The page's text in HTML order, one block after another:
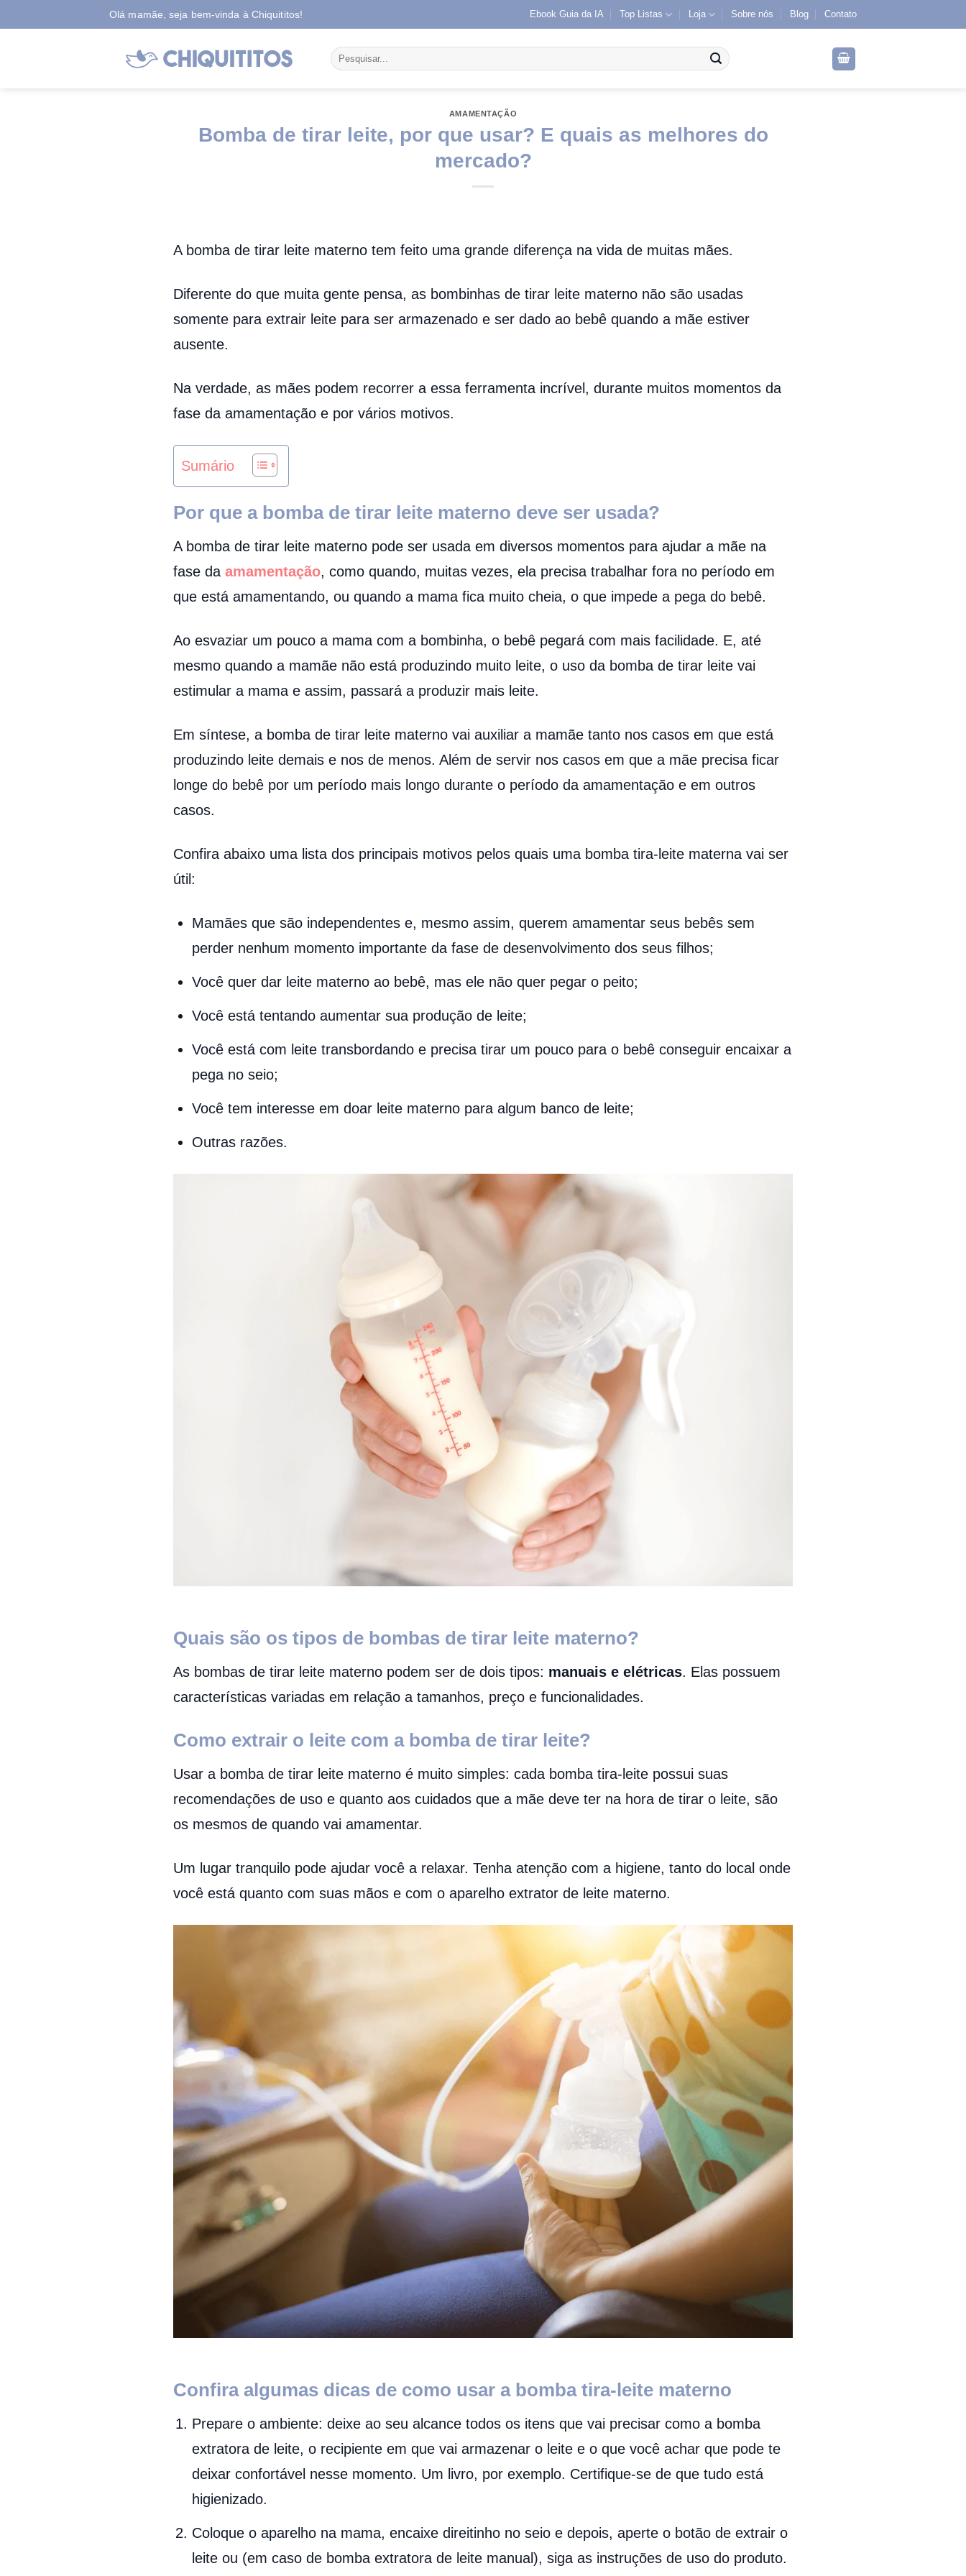
to
Olá mamãe, seja bem-vinda à Chiquititos! Ebook Guia da IA Top Listas Loja Sobre nós Blog Contato
Pesquisar
por:
AMAMENTAÇÃO
Bomba de tirar leite, por que usar? E quais as melhores do
mercado?
A bomba de tirar leite materno tem feito uma grande diferença na vida de muitas mães.
Diferente do que muita gente pensa, as bombinhas de tirar leite materno não são usadas
somente para extrair leite para ser armazenado e ser dado ao bebê quando a mãe estiver
ausente.
Na verdade, as mães podem recorrer a essa ferramenta incrível, durante muitos momentos da
fase da amamentação e por vários motivos.
Sumário
Por que a bomba de tirar leite materno deve ser usada?
A bomba de tirar leite materno pode ser usada em diversos momentos para ajudar a mãe na
fase daamamentação, como quando, muitas vezes, ela precisa trabalhar fora no período em
que está amamentando, ou quando a mama fica muito cheia, o que impede a pega do bebê.
Ao esvaziar um pouco a mama com a bombinha, o bebê pegará com mais facilidade. E, até
mesmo quando a mamãe não está produzindo muito leite, o uso da bomba de tirar leite vai
estimular a mama e assim, passará a produzir mais leite.
Em síntese, a bomba de tirar leite materno vai auxiliar a mamãe tanto nos casos em que está
produzindo leite demais e nos de menos. Além de servir nos casos em que a mãe precisa ficar
longe do bebê por um período mais longo durante o período da amamentação e em outros
casos.
Confira abaixo uma lista dos principais motivos pelos quais uma bomba tira-leite materna vai ser
útil:
Mamães que são independentes e, mesmo assim, querem amamentar seus bebês sem
perder nenhum momento importante da fase de desenvolvimento dos seus filhos;
Você quer dar leite materno ao bebê, mas ele não quer pegar o peito;
Você está tentando aumentar sua produção de leite;
Você está com leite transbordando e precisa tirar um pouco para o bebê conseguir encaixar a
pega no seio;
Você tem interesse em doar leite materno para algum banco de leite;
Outras razões.
Quais são os tipos de bombas de tirar leite materno?
As bombas de tirar leite materno podem ser de dois tipos: manuais e elétricas. Elas possuem
características variadas em relação a tamanhos, preço e funcionalidades.
Como extrair o leite com a bomba de tirar leite?
Usar a bomba de tirar leite materno é muito simples: cada bomba tira-leite possui suas
recomendações de uso e quanto aos cuidados que a mãe deve ter na hora de tirar o leite, são
os mesmos de quando vai amamentar.
Um lugar tranquilo pode ajudar você a relaxar. Tenha atenção com a higiene, tanto do local onde
você está quanto com suas mãos e com o aparelho extrator de leite materno.
Confira algumas dicas de como usar a bomba tira-leite materno
Prepare o ambiente: deixe ao seu alcance todos os itens que vai precisar como a bomba
extratora de leite, o recipiente em que vai armazenar o leite e o que você achar que pode te
deixar confortável nesse momento. Um livro, por exemplo. Certifique-se de que tudo está
higienizado.
Coloque o aparelho na mama, encaixe direitinho no seio e depois, aperte o botão de extrair o
leite ou (em caso de bomba extratora de leite manual), siga as instruções de uso do produto.